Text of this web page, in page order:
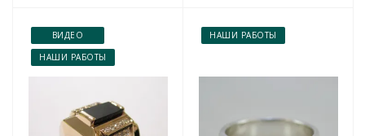
ВИДЕО
НАШИ РАБОТЫ
НАШИ РАБОТЫ